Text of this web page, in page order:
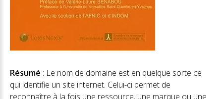
Résumé : Le nom de domaine est en quelque sorte ce
qui identifie un site internet. Celui-ci permet de
reconnaître à la fois une ressource, une marque ou une